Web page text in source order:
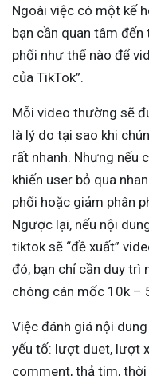
Ngoài việc có một kế
bạn cần quan tâm đến
phối như thế nào để
của TikTok”.
Mỗi video thường sẽ
là lý do tại sao khi
rất nhanh. Nhưng nếu
khiến user bỏ qua
phối hoặc giảm phân
Ngược lại, nếu nội
tiktok sẽ “đề xuất”
đó, bạn chỉ cần duy trì
chóng cán mốc 10k –
Việc đánh giá nội
yếu tố: lượt duet, lượt
comment, thả tim,